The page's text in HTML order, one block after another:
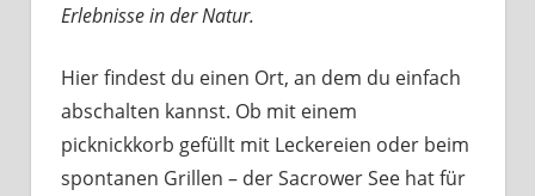
Erlebnisse in der Natur.
Hier findest du einen Ort, an dem du einfach
abschalten kannst. Ob mit einem
picknickkorb gefüllt mit Leckereien oder beim
spontanen Grillen – der Sacrower See hat für